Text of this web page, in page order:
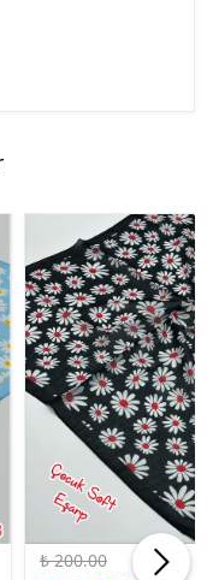
%45 İndirim
₺ 200.00